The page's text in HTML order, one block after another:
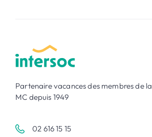
Partenaire vacances des membres de la
MC depuis 1949
02 616 15 15